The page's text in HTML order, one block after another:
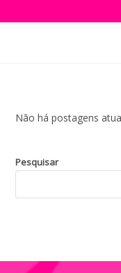
Não há postagens
Pesquisar